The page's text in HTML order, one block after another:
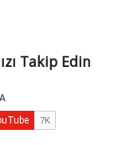
Takip Edin